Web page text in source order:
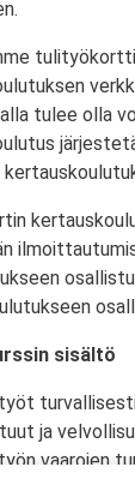
tulee olla
sisältö
ja
vaarojen